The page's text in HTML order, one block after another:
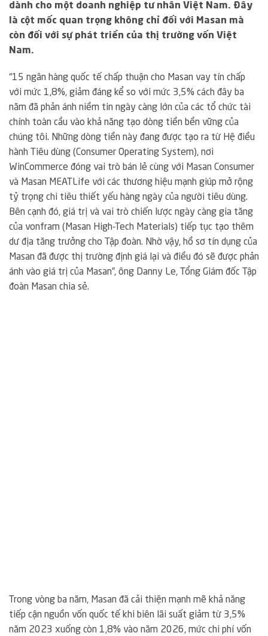
dành cho một doanh nghiệp tư nhân Việt Nam. Đây
là cột mốc quan trọng không chỉ đối với Masan mà
còn đối với sự phát triển của thị trường vốn Việt
Nam.
“15 ngân hàng quốc tế chấp thuận cho Masan vay tín chấp
với mức 1,8%, giảm đáng kể so với mức 3,5% cách đây ba
năm đã phản ánh niềm tin ngày càng lớn của các tổ chức tài
chính toàn cầu vào khả năng tạo dòng tiền bền vững của
chúng tôi. Những dòng tiền này đang được tạo ra từ Hệ điều
hành Tiêu dùng (Consumer Operating System), nơi
WinCommerce đóng vai trò bán lẻ cùng với Masan Consumer
và Masan MEATLife với các thương hiệu mạnh giúp mở rộng
tỷ trọng chi tiêu thiết yếu hàng ngày của người tiêu dùng.
Bên cạnh đó, giá trị và vai trò chiến lược ngày càng gia tăng
của vonfram (Masan High-Tech Materials) tiếp tục tạo thêm
dư địa tăng trưởng cho Tập đoàn. Nhờ vậy, hồ sơ tín dụng của
Masan đã được thị trường định giá lại và điều đó sẽ được phản
ánh vào giá trị của Masan”, ông Danny Le, Tổng Giám đốc Tập
đoàn Masan chia sẻ.
Trong vòng ba năm, Masan đã cải thiện mạnh mẽ khả năng
tiếp cận nguồn vốn quốc tế khi biên lãi suất giảm từ 3,5%
năm 2023 xuống còn 1,8% vào năm 2026, mức chi phí vốn